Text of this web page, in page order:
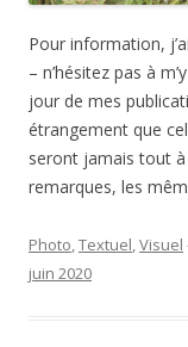
Pour information,
– n’hésitez pas à
jour de mes
étrangement que
seront jamais tout
remarques, les
Photo,Textuel,Visuel
juin 2020